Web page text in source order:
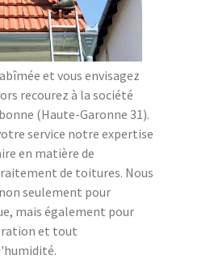
et vous envisagez
recourez à la société
(Haute-Garonne 31).
service notre expertise
en matière de
de toitures. Nous
seulement pour
mais également pour
et tout